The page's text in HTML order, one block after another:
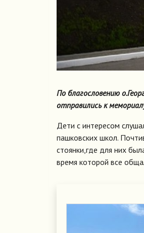
По благословению
отправились к
Дети с интересом
пашковских школ.
стоянки,где для них
время которой все